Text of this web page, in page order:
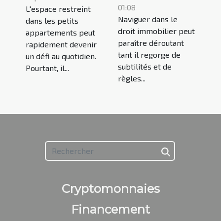
les petits
appartements
L'espace restreint
dans les petits
appartements peut
rapidement devenir
un défi au quotidien.
Pourtant, il...
du droit
immobilier ?
01:08
Naviguer dans le
droit immobilier peut
paraître déroutant
tant il regorge de
subtilités et de
règles...
Cryptomonnaies
Financement